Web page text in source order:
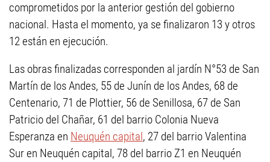
comprometidos por la anterior gestión del gobierno
nacional. Hasta el momento, ya se finalizaron 13 y otros
12 están en ejecución.
Las obras finalizadas corresponden al jardín N°53 de San
Martín de los Andes, 55 de Junín de los Andes, 68 de
Centenario, 71 de Plottier, 56 de Senillosa, 67 de San
Patricio del Chañar, 61 del barrio Colonia Nueva
Esperanza en Neuquén capital, 27 del barrio Valentina
Sur en Neuquén capital, 78 del barrio Z1 en Neuquén